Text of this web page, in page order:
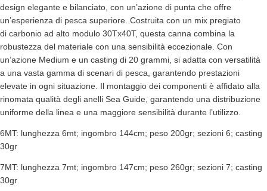
design elegante e bilanciato, con un’azione di punta che offre
un’esperienza di pesca superiore. Costruita con un mix pregiato
di carbonio ad alto modulo 30Tx40T, questa canna combina la
robustezza del materiale con una sensibilità eccezionale. Con
un’azione Medium e un casting di 20 grammi, si adatta con versatilità
a una vasta gamma di scenari di pesca, garantendo prestazioni
elevate in ogni situazione. Il montaggio dei componenti è affidato alla
rinomata qualità degli anelli Sea Guide, garantendo una distribuzione
uniforme della linea e una maggiore sensibilità durante l’utilizzo.
6MT: lunghezza 6mt; ingombro 144cm; peso 200gr; sezioni 6; casting
30gr
7MT: lunghezza 7mt; ingombro 147cm; peso 260gr; sezioni 7; casting
30gr